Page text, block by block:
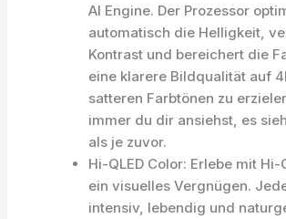
AI Engine. Der Prozessor
automatisch die Helligkeit,
Kontrast und bereichert die
eine klarere Bildqualität auf
satteren Farbtönen zu
immer du dir ansiehst, es
als je zuvor.
Hi-QLED Color: Erlebe mit Hi-
ein visuelles Vergnügen.
intensiv, lebendig und